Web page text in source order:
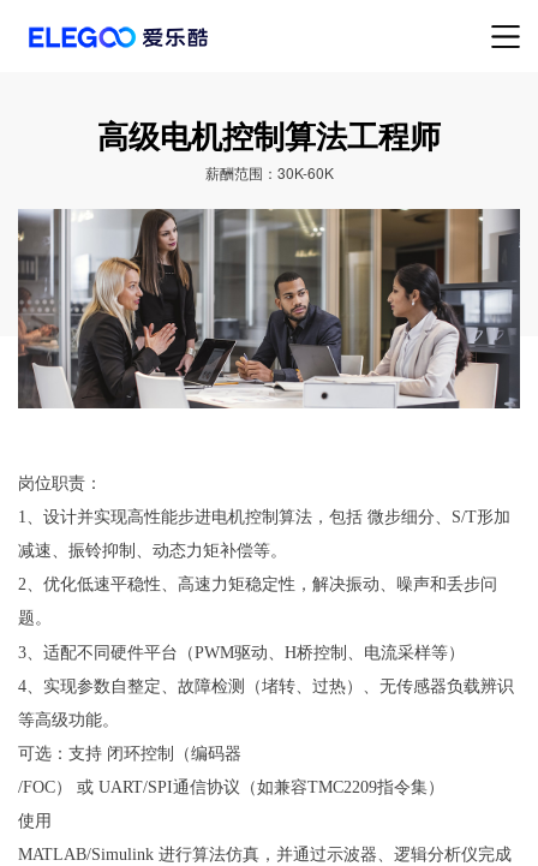
高级电机控制算法工程师
薪酬范围：30K-60K
岗位职责：
1、设计并实现高性能步进电机控制算法，包括 微步细分、S/T形加
减速、振铃抑制、动态力矩补偿等。
2、优化低速平稳性、高速力矩稳定性，解决振动、噪声和丢步问
题。
3、适配不同硬件平台（PWM驱动、H桥控制、电流采样等）
4、实现参数自整定、故障检测（堵转、过热）、无传感器负载辨识
等高级功能。
可选：支持 闭环控制（编码器
/FOC） 或 UART/SPI通信协议（如兼容TMC2209指令集）
使用
MATLAB/Simulink 进行算法仿真，并通过示波器、逻辑分析仪完成